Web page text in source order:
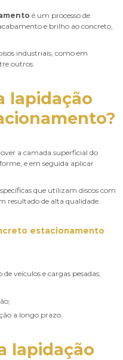
é um processo de
e brilho ao concreto,
industriais, como em
outros.
lapidação
?
a camada superficial do
e em seguida aplicar
que utilizam discos com
resultado de alta qualidade.
estacionamento
veículos e cargas pesadas;
a longo prazo.
lapidação